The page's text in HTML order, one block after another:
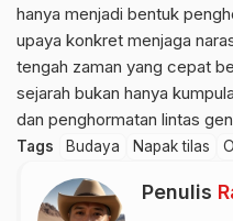
hanya menjadi bentuk
upaya konkret menjaga
tengah zaman yang cepat
sejarah bukan hanya
dan penghormatan lintas
Tags Budaya Napak tilas
Penulis